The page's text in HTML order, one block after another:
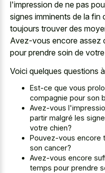
l'impression de ne pas
signes imminents de la fin
toujours trouver des
Avez-vous encore assez
pour prendre soin de
Voici quelques questions
Est-ce que vous
compagnie pour son
Avez-vous
partir malgré les
votre chien?
Pouvez-vous encore
son cancer?
Avez-vous encore
temps pour prendre